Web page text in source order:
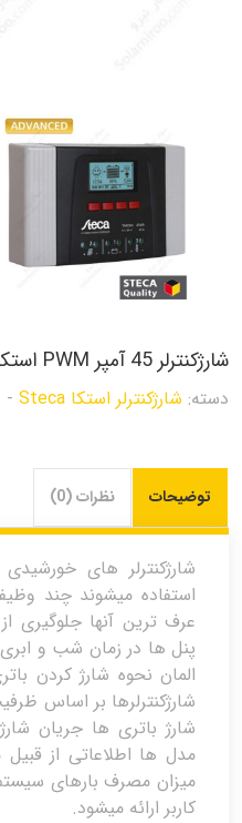
شارژکنترلر 45 آمپر PWM استکا – 48 ولت
دسته: شارژکنترلر استکا Steca -
توضیحات نظرات (0)
شارژکنترلر های
استفاده میشوند چند
عرف ترین آنها جلوگیری
پنل ها در زمان شب و
المان نحوه شارژ کردن
شارژکنترلرها بر اساس
شارژ باتری ها جریان
مدل ها اطلاعاتی از
میزان مصرف بارهای
کاربر ارائه میشود.